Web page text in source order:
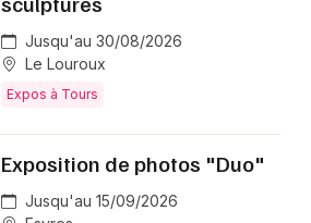
Jusqu'au 30/08/2026
Le Louroux
Expos à Tours
Exposition de photos "Duo"
Jusqu'au 15/09/2026